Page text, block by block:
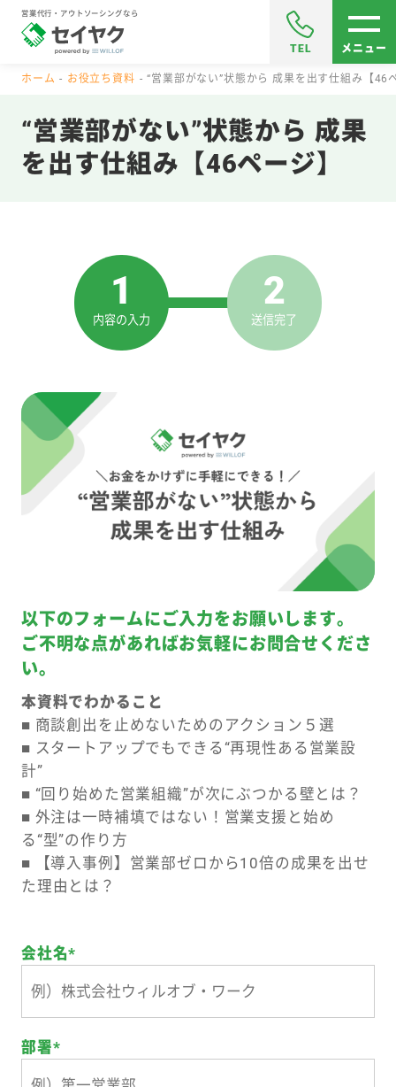
営業代行・アウトソーシングなら
TEL メニュー
ホーム お役立ち資料 “営業部がない”状態から 成果を出す仕組み【46
“営業部がない”状態から 成果
を出す仕組み【46ページ】
1
内容の入力
2
送信完了
以下のフォームにご入力をお願いします。
ご不明な点があればお気軽にお問合せくださ
い。
本資料でわかること
■ 商談創出を止めないためのアクション５選
■ スタートアップでもできる“再現性ある営業設
計”
■ “回り始めた営業組織”が次にぶつかる壁とは？
■ 外注は一時補填ではない！営業支援と始め
る“型”の作り方
■ 【導入事例】営業部ゼロから10倍の成果を出せ
た理由とは？
会社名*
部署*